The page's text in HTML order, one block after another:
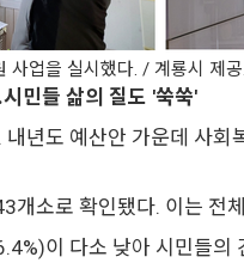
사업을 실시했다. / 계룡시 제공.
민들 삶의 질도 '쑥쑥'
년도 예산안 가운데 사
소로 확인됐다. 이는 전
이 다소 낮아 시민들의